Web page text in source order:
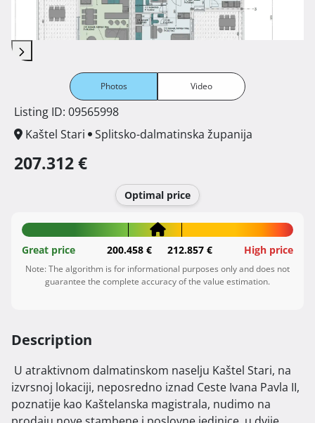
Photos Video
Listing ID: 09565998
Kaštel Stari
Splitsko-dalmatinska županija
207.312 €
Optimal price
Great price 200.458 € 212.857 € High price
Note: The algorithm is for informational purposes only and does not
guarantee the complete accuracy of the value estimation.
Description
izvrsnoj lokaciji, neposredno iznad Ceste Ivana Pavla II,
poznatije kao Kaštelanska magistrala, nudimo na